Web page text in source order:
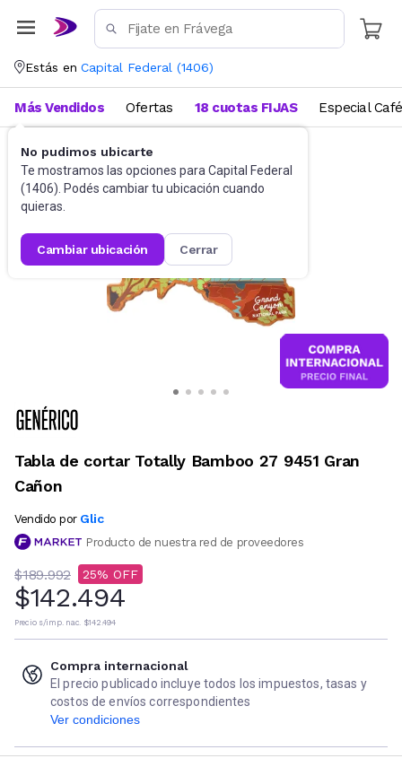
Estás en Capital Federal (1406)
No pudimos ubicarte
Te mostramos las opciones para Capital Federal
(1406). Podés cambiar tu ubicación cuando
quieras.
cambiar ubicación cerrar
Más Vendidos Ofertas 18 cuotas FIJAS Especial Café
Utensilios de cocina
Tabla de cortar Totally Bamboo 27 9451 Gran
Cañon
Vendido por Glic
Producto de nuestra red de proveedores
$189.992 25
$142.494
Precio s/imp. nac. $142.494
Compra internacional
El precio publicado incluye todos los impuestos, tasas y
costos de envíos correspondientes
Ver condiciones